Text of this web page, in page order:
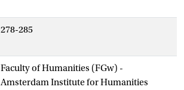
278-285
Faculty of Humanities (FGw) -
Amsterdam Institute for Humanities